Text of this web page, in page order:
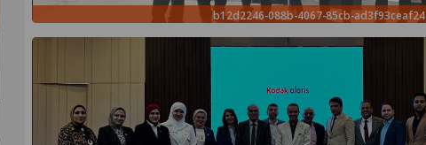
b12d2246-088b-4067-85cb-ad3f93ceaf24